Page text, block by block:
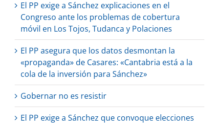
El PP exige a Sánchez explicaciones en el
Congreso ante los problemas de cobertura
móvil en Los Tojos, Tudanca y Polaciones
El PP asegura que los datos desmontan la
«propaganda» de Casares: «Cantabria está a la
cola de la inversión para Sánchez»
Gobernar no es resistir
El PP exige a Sánchez que convoque elecciones